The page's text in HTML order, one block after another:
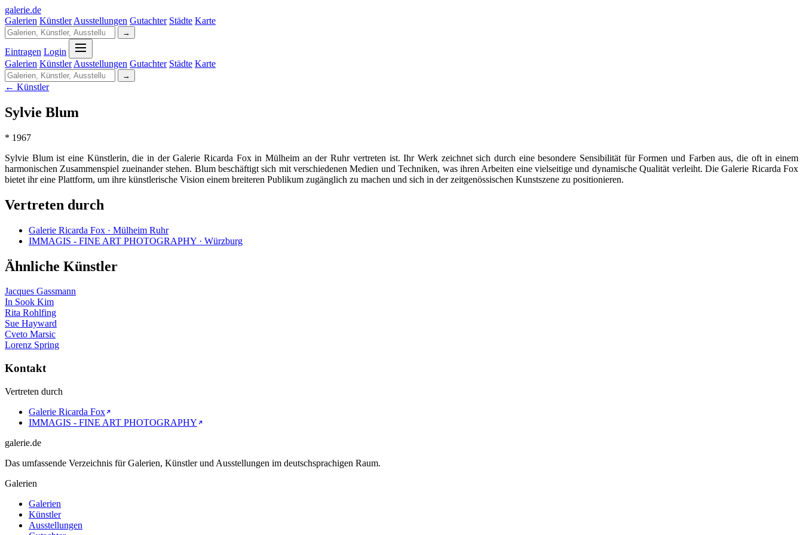
galerie.de
Galerien Künstler Ausstellungen Gutachter Städte Karte
→
Eintragen Login
Galerien Künstler Ausstellungen Gutachter Städte Karte
→
← Künstler
Sylvie Blum
* 1967
Sylvie Blum ist eine Künstlerin, die in der Galerie Ricarda Fox in Mülheim an der Ruhr vertreten ist. Ihr Werk zeichnet sich durch eine besondere Sensibilität für Formen und Farben aus, die oft in einem
harmonischen Zusammenspiel zueinander stehen. Blum beschäftigt sich mit verschiedenen Medien und Techniken, was ihren Arbeiten eine vielseitige und dynamische Qualität verleiht. Die Galerie Ricarda Fox
bietet ihr eine Plattform, um ihre künstlerische Vision einem breiteren Publikum zugänglich zu machen und sich in der zeitgenössischen Kunstszene zu positionieren.
Vertreten durch
Galerie Ricarda Fox · Mülheim Ruhr
IMMAGIS - FINE ART PHOTOGRAPHY · Würzburg
Ähnliche Künstler
Jacques Gassmann
In Sook Kim
Rita Rohlfing
Sue Hayward
Cveto Marsic
Lorenz Spring
Kontakt
Vertreten durch
Galerie Ricarda Fox
IMMAGIS - FINE ART PHOTOGRAPHY
galerie.de
Das umfassende Verzeichnis für Galerien, Künstler und Ausstellungen im deutschsprachigen Raum.
Galerien
Galerien
Künstler
Ausstellungen